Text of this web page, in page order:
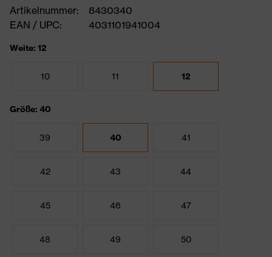
Artikelnummer:
8430340
EAN / UPC:
4031101941004
Weite: 12
10 11 12
Größe: 40
39 40 41
42 43 44
45 46 47
48 49 50